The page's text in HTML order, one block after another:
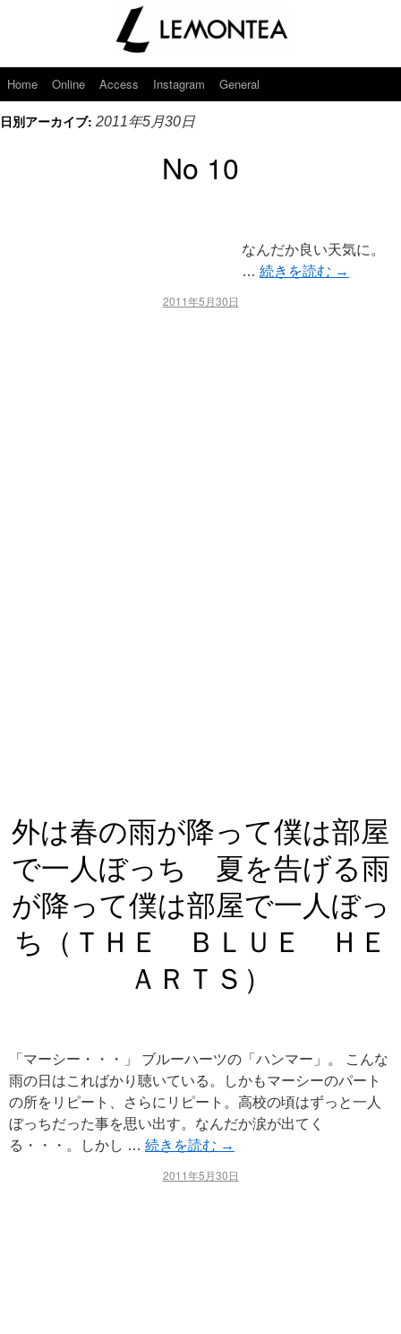
Home Online Access Instagram General
日別アーカイブ: 2011年5月30日
No 10
なんだか良い天気に。
… 続きを読む →
2011年5月30日
外は春の雨が降って僕は部屋
で一人ぼっち 夏を告げる雨
が降って僕は部屋で一人ぼっ
ち（ＴＨＥ ＢＬＵＥ ＨＥ
ＡＲＴＳ）
「マーシー・・・」 ブルーハーツの「ハンマー」。 こんな
雨の日はこればかり聴いている。しかもマーシーのパート
の所をリピート、さらにリピート。高校の頃はずっと一人
ぼっちだった事を思い出す。なんだか涙が出てく
る・・・。しかし … 続きを読む →
2011年5月30日